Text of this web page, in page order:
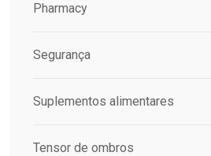
Pharmacy
Segurança
Suplementos alimentares
Tensor de ombros